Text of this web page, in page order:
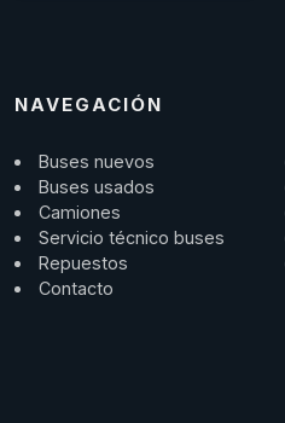
NAVEGACIÓN
Buses nuevos
Buses usados
Camiones
Servicio técnico buses
Repuestos
Contacto